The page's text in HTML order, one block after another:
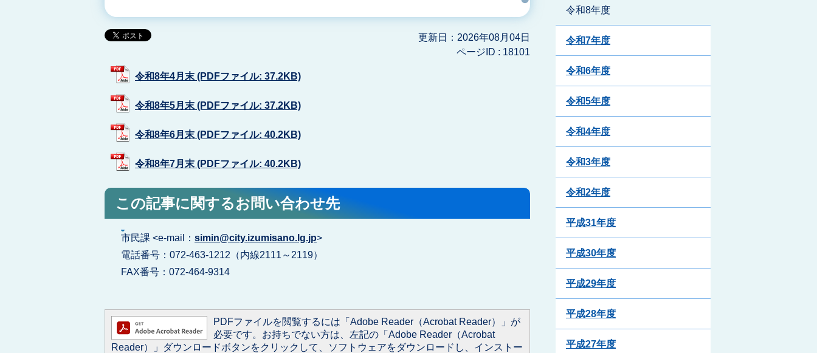
更新日：2026年08月04日
ページID : 18101
令和8年4月末 (PDFファイル: 37.2KB)
令和8年5月末 (PDFファイル: 37.2KB)
令和8年6月末 (PDFファイル: 40.2KB)
令和8年7月末 (PDFファイル: 40.2KB)
この記事に関するお問い合わせ先
市民課 <e-mail： simin@city.izumisano.lg.jp>
電話番号：072-463-1212（内線2111～2119）
FAX番号：072-464-9314
PDFファイルを閲覧するには「Adobe Reader（Acrobat Reader）」が
必要です。お持ちでない方は、左記の「Adobe Reader（Acrobat
Reader）」ダウンロードボタンをクリックして、ソフトウェアをダウンロードし、インストー
令和8年度
令和7年度
令和6年度
令和5年度
令和4年度
令和3年度
令和2年度
平成31年度
平成30年度
平成29年度
平成28年度
平成27年度